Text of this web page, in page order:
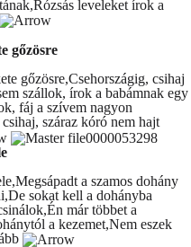
leveleket írok a
gőzösre
gőzösre,Csehországig, csihaj
szállok, írok a babámnak egy
fáj a szívem nagyon
száraz kóró nem hajt
a szamos dohány
sokat kell a dohányba
már többet a
a kezemet,Nem eszek